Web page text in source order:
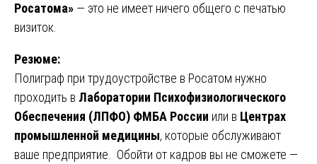
Росатома» — это не имеет ничего общего с печатью
визиток.
Резюме:
Полиграф при трудоустройстве в Росатом нужно
проходить в Лаборатории Психофизиологического
Обеспечения (ЛПФО) ФМБА России или в Центрах
промышленной медицины, которые обслуживают
ваше предприятие. Обойти от кадров вы не сможете —